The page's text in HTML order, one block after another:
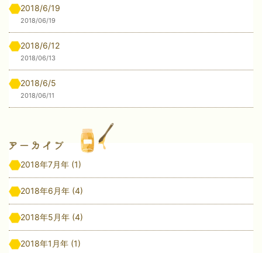
2018/6/19
2018/06/19
2018/6/12
2018/06/13
2018/6/5
2018/06/11
2018年7月年 (1)
2018年6月年 (4)
2018年5月年 (4)
2018年1月年 (1)